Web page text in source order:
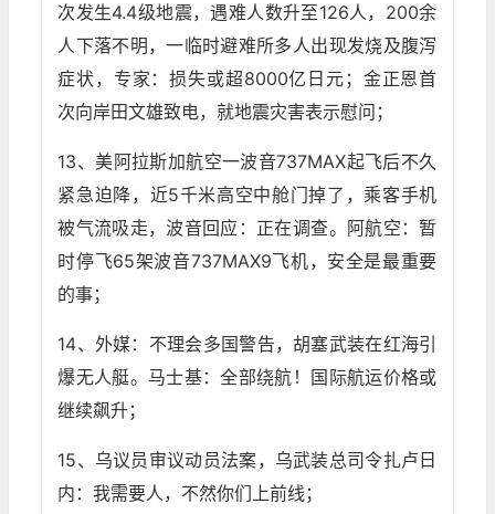
次发生4.4级地震，遇难人数升至126人，200余
人下落不明，一临时避难所多人出现发烧及腹泻
症状，专家：损失或超8000亿日元；金正恩首
次向岸田文雄致电，就地震灾害表示慰问；
13、美阿拉斯加航空一波音737MAX起飞后不久
紧急迫降，近5千米高空中舱门掉了，乘客手机
被气流吸走，波音回应：正在调查。阿航空：暂
时停飞65架波音737MAX9飞机，安全是最重要
的事；
14、外媒：不理会多国警告，胡塞武装在红海引
爆无人艇。马士基：全部绕航！国际航运价格或
继续飙升；
15、乌议员审议动员法案，乌武装总司令扎卢日
内：我需要人，不然你们上前线；